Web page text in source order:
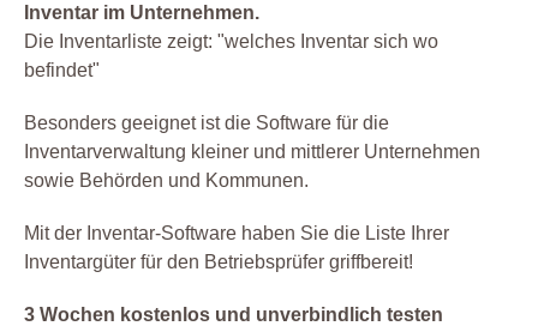
Inventar im Unternehmen.
Die Inventarliste zeigt: "welches Inventar sich wo
befindet"
Besonders geeignet ist die Software für die
Inventarverwaltung kleiner und mittlerer Unternehmen
sowie Behörden und Kommunen.
Mit der Inventar-Software haben Sie die Liste Ihrer
Inventargüter für den Betriebsprüfer griffbereit!
3 Wochen kostenlos und unverbindlich testen